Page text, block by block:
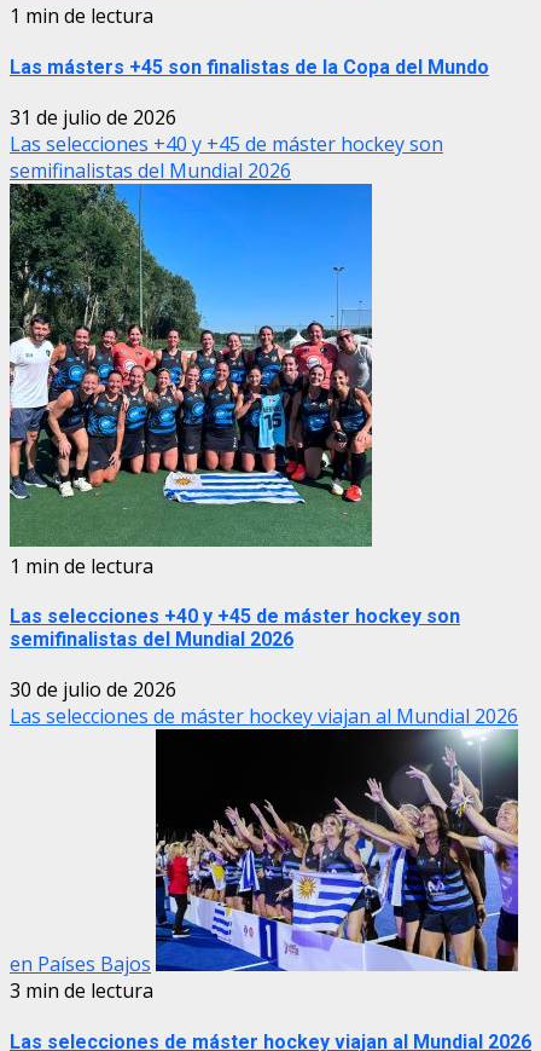
1 min de lectura
Las másters +45 son finalistas de la Copa del Mundo
31 de julio de 2026
Las selecciones +40 y +45 de máster hockey son
semifinalistas del Mundial 2026
1 min de lectura
Las selecciones +40 y +45 de máster hockey son
semifinalistas del Mundial 2026
30 de julio de 2026
Las selecciones de máster hockey viajan al Mundial 2026
en Países Bajos
3 min de lectura
Las selecciones de máster hockey viajan al Mundial 2026